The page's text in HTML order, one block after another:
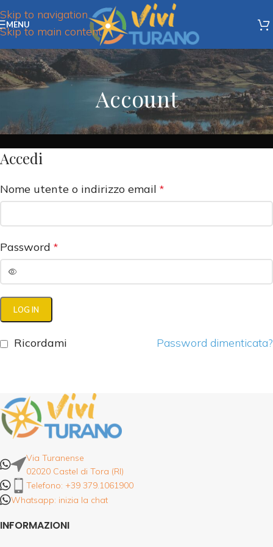
Skip to navigation
Skip to main content
MENU
Account
Accedi
Nome utente o indirizzo email *
Password *
LOG IN
Password dimenticata?
Ricordami
Via Turanense
02020 Castel di Tora (RI)
Telefono: +39 379.1061900
Whatsapp: inizia la chat
INFORMAZIONI